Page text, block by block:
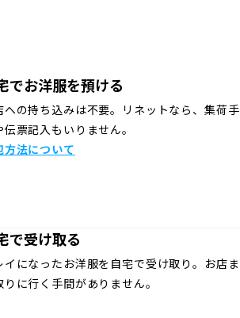
でお洋服を預ける
への持ち込みは不要。リネットなら、集荷手
伝票記入もいりません。
方法について
で受け取る
イになったお洋服を自宅で受け取り。お店ま
りに行く手間がありません。